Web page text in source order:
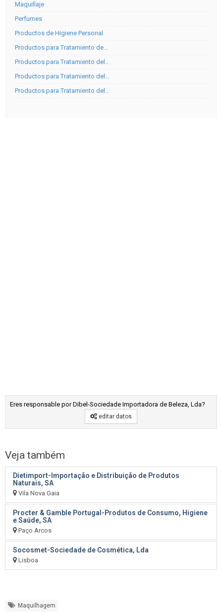
Maquillaje
Perfumes
Productos de Higiene Personal
Productos para Tratamiento de…
Productos para Tratamiento del…
Productos para Tratamiento del…
Productos para Tratamiento del…
Eres responsable por Dibel-Sociedade Importadora de Beleza, Lda?
editar datos
Veja também
Dietimport-Importação e Distribuição de Produtos
Naturais, SA
Vila Nova Gaia
Procter & Gamble Portugal-Produtos de Consumo, Higiene
e Saúde, SA
Paço Arcos
Socosmet-Sociedade de Cosmética, Lda
Lisboa
Maquilhagem